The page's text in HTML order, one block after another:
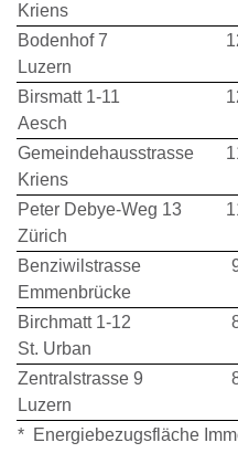
Kriens
Bodenhof 7
Luzern
Birsmatt 1-11
Aesch
Gemeindehausstrasse
Kriens
Peter Debye-Weg 13
Zürich
Benziwilstrasse
Emmenbrücke
Birchmatt 1-12
St. Urban
Zentralstrasse 9
Luzern
* Energiebezugsfläche